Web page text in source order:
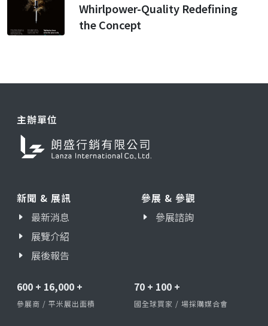
Whirlpower-Quality Redefining
the Concept
主辦單位
新聞 & 展訊
最新消息
展覽介紹
展後報告
參展 & 參觀
參展諮詢
600 + 16,000 +
參展商 / 平米展出面積
70 + 100 +
國全球買家 / 場採購媒合會